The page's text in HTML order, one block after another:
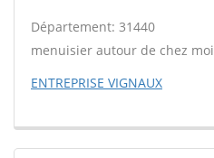
Département: 31440
menuisier autour de chez moi
ENTREPRISE VIGNAUX